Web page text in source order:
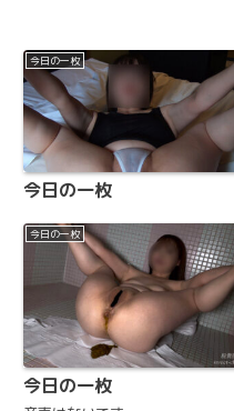
今日の一枚
今日の一枚
今日の一枚
今日の一枚